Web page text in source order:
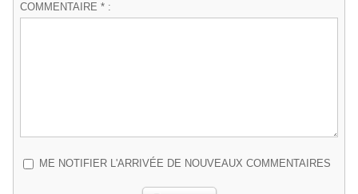
COMMENTAIRE * :
ME NOTIFIER L'ARRIVÉE DE NOUVEAUX COMMENTAIRES